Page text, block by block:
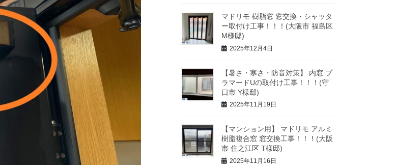
マドリモ 樹脂窓 窓交換・シャッタ
ー取付け工事！！！(大阪市 福島区
M様邸)
2025年12月4日
【暑さ・寒さ・防音対策】 内窓 プ
ラマードUの取付け工事！！！(守
口市 Y様邸)
2025年11月19日
【マンション用】 マドリモ アルミ
樹脂複合窓 窓交換工事！！！(大阪
市 住之江区 T様邸)
2025年11月16日